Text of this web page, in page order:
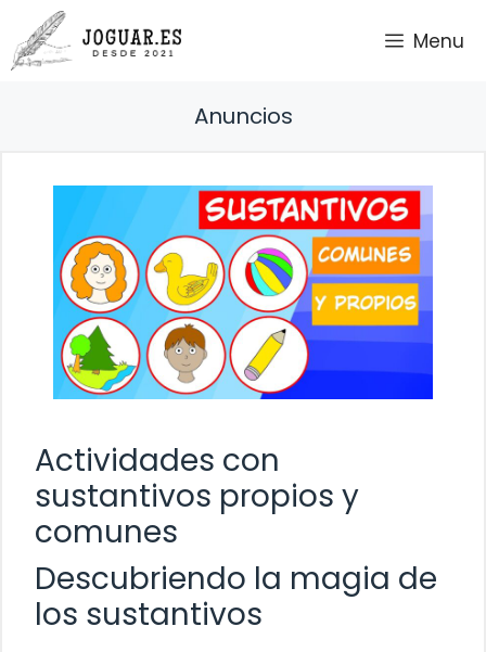
Saltar
al
contenido
Menu
Anuncios
Actividades con
sustantivos propios y
comunes
Descubriendo la magia de
los sustantivos